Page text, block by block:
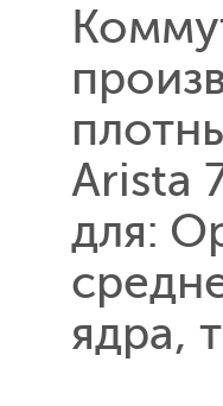
Arista
для:
ядра,